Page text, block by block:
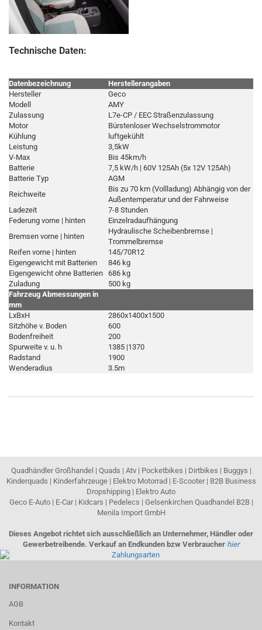
Technische Daten:
Datenbezeichnung
Herstellerangaben
Hersteller
Geco
Modell
AMY
Zulassung
L7e-CP / EEC Straßenzulassung
Motor
Bürstenloser Wechselstrommotor
Kühlung
luftgekühlt
Leistung
3,5kW
V-Max
Bis 45km/h
Batterie
7,5 kW/h | 60V 125Ah (5x 12V 125Ah)
Batterie Typ
AGM
Reichweite
Bis zu 70 km (Vollladung) Abhängig von der
Außentemperatur und der Fahrweise
Ladezeit
7-8 Stunden
Federung vorne | hinten
Einzelradaufhängung
Bremsen vorne | hinten
Hydraulische Scheibenbremse |
Trommelbremse
Reifen vorne | hinten
145/70R12
Eigengewicht mit Batterien
846 kg
Eigengewicht ohne Batterien 686 kg
Zuladung
500 kg
Fahrzeug Abmessungen in
mm
LxBxH
2860x1400x1500
Sitzhöhe v. Boden
600
Bodenfreiheit
200
Spurweite v. u. h
1385 |1370
Radstand
1900
Wenderadius
3.5m
Quadhändler Großhandel | Quads | Atv | Pocketbikes | Dirtbikes | Buggys |
Kinderquads | Kinderfahrzeuge | Elektro Motorrad | E-Scooter | B2B Business
Dropshipping | Elektro Auto
Geco E-Auto | E-Car | Kidcars | Pedelecs | Gelsenkirchen Quadhandel B2B |
Menila Import GmbH
Dieses Angebot richtet sich ausschließlich an Unternehmer, Händler oder
Gewerbetreibende. Verkauf an Endkunden bzw Verbraucher hier
INFORMATION
AGB
Kontakt